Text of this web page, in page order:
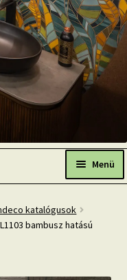
Menü
katalógusok
bambusz hatású